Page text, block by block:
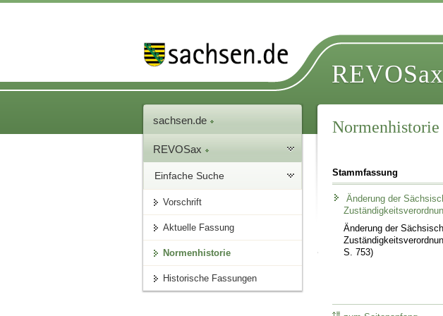
REVOSax
sachsen.de
REVOSax
Einfache Suche
Vorschrift
Aktuelle Fassung
Normenhistorie
Historische Fassungen
Normenhistorie
Stammfassung
Änderung der
Änderung der
S. 753)